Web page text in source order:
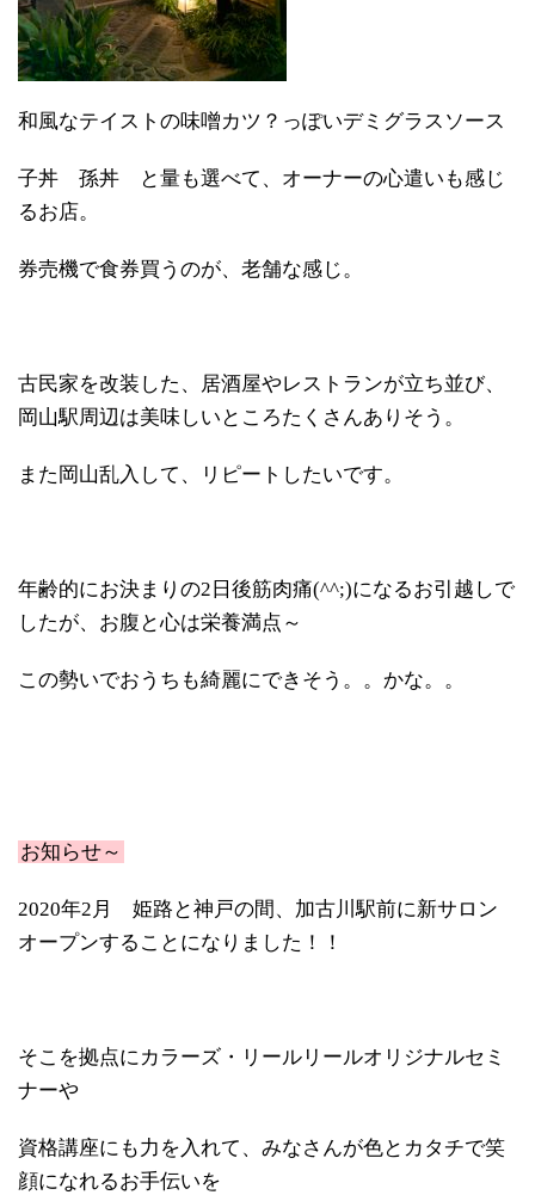
和風なテイストの味噌カツ？っぽいデミグラスソース
子丼 孫丼 と量も選べて、オーナーの心遣いも感じ
るお店。
券売機で食券買うのが、老舗な感じ。
古民家を改装した、居酒屋やレストランが立ち並び、
岡山駅周辺は美味しいところたくさんありそう。
また岡山乱入して、リピートしたいです。
年齢的にお決まりの2日後筋肉痛(^^;)になるお引越しで
したが、お腹と心は栄養満点～
この勢いでおうちも綺麗にできそう。。かな。。
お知らせ～
2020年2月 姫路と神戸の間、加古川駅前に新サロン
オープンすることになりました！！
そこを拠点にカラーズ・リールリールオリジナルセミ
ナーや
資格講座にも力を入れて、みなさんが色とカタチで笑
顔になれるお手伝いを